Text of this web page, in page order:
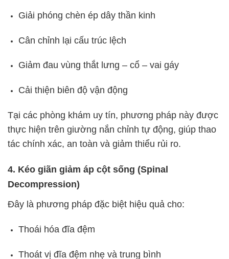
Giải phóng chèn ép dây thần kinh
Cân chỉnh lại cấu trúc lệch
Giảm đau vùng thắt lưng – cổ – vai gáy
Cải thiện biên độ vận động
Tại các phòng khám uy tín, phương pháp này được
thực hiện trên giường nắn chỉnh tự động, giúp thao
tác chính xác, an toàn và giảm thiểu rủi ro.
4. Kéo giãn giảm áp cột sống (Spinal
Decompression)
Đây là phương pháp đặc biệt hiệu quả cho:
Thoái hóa đĩa đệm
Thoát vị đĩa đệm nhẹ và trung bình